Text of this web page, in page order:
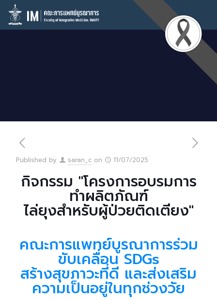
Published by saran_c on 11/07/2025
กิจกรรม "โครงการอบรมการ
ทำผลิตภัณฑ์
ไล่ยุงสำหรับผู้ป่วยติดเตียง"
คณะการแพทย์บูรณาการร่วม
ขับเคลื่อน SDGs
สร้างสุขภาวะที่ดี และส่งเสริม
ความเป็นอยู่ในทุกช่วงวัย